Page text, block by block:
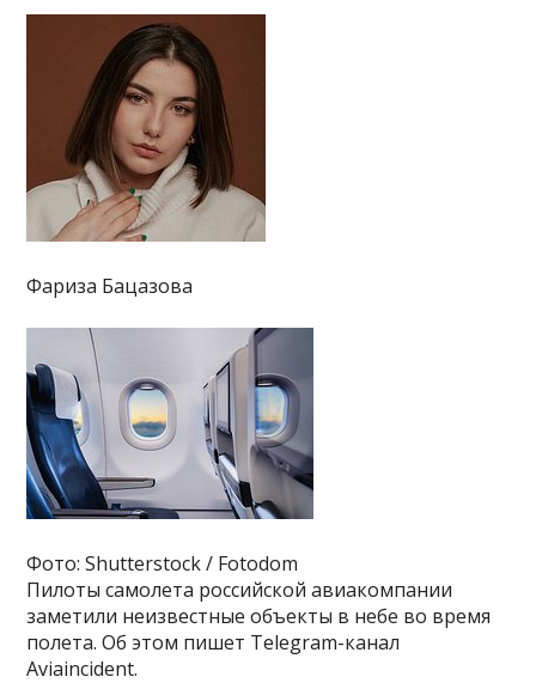
Фариза Бацазова
Фото: Shutterstock / Fotodom
Пилоты самолета российской авиакомпании
заметили неизвестные объекты в небе во время
полета. Об этом пишет Telegram-канал
Aviaincident.